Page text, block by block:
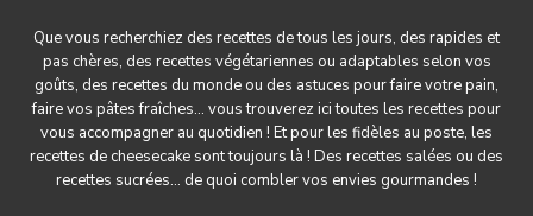
Que vous recherchiez des recettes de tous les jours, des rapides et
pas chères, des recettes végétariennes ou adaptables selon vos
goûts, des recettes du monde ou des astuces pourfaire votre pain,
fairevos pâtes fraîches... vous trouverez ici toutes les recettes pour
vous accompagner au quotidien ! Et pour les fidèles au poste, les
recettes de cheesecake sont toujours là ! Des recettes salées ou des
recettes sucrées... de quoi combler vos envies gourmandes !